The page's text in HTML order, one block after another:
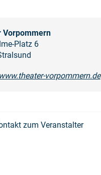
Vorpommern
Platz 6
vorpommern.de
zum Veranstalter